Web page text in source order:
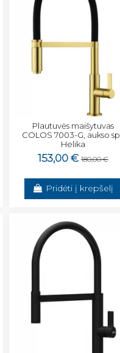
Plautuvės maišytuvas
COLOS 7003-G, aukso sp.,
Helika
153,00 € 180,00 €
Pridėti į krepšelį